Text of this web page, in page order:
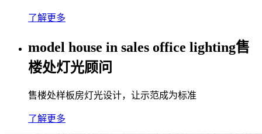
了解更多
model house in sales office lighting售
楼处灯光顾问
售楼处样板房灯光设计，让示范成为标准
了解更多